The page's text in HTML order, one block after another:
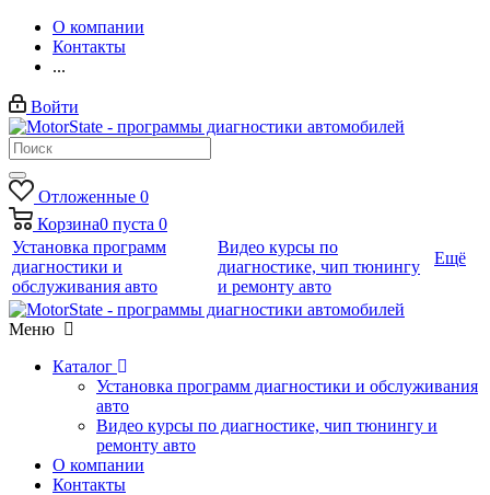
О компании
Контакты
...
Войти
Отложенные 0
Корзина0 пуста 0
Установка программ
диагностики и
обслуживания авто
Видео курсы по
диагностике, чип тюнингу
и ремонту авто
Ещё
Меню
Каталог
Установка программ диагностики и обслуживания
авто
Видео курсы по диагностике, чип тюнингу и
ремонту авто
О компании
Контакты